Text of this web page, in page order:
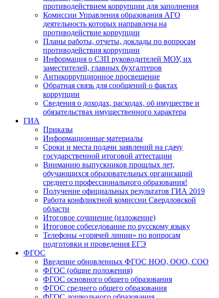
противодействием коррупции для заполнения
Комиссии Управления образования АГО
деятельность которых направлена на
противодействие коррупции
Планы работы, отчеты, доклады по вопросам
противодействия коррупции
Информация о СЗП руководителей МОУ, их
заместителей, главных бухгалтеров
Антикоррупционное просвещение
Обратная связь для сообщений о фактах
коррупции
Сведения о доходах, расходах, об имуществе и
обязательствах имущественного характера
ГИА
Приказы
Информационные материалы
Сроки и места подачи заявлений на сдачу
государственной итоговой аттестации
Вниманию выпускников прошлых лет,
обучающихся образовательных организаций
среднего профессионального образования!
Получение официальных результатов ГИА 2019
Работа конфликтной комиссии Свердловской
области
Итоговое сочинение (изложение)
Итоговое собеседование по русскому языку
Телефоны «горячей линии» по вопросам
подготовки и проведения ЕГЭ
ФГОС
Введение обновленных ФГОС НОО, ООО, СОО
ФГОС (общие положения)
ФГОС основного общего образования
ФГОС среднего общего образования